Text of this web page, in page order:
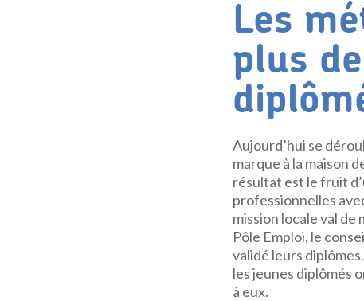
Les
plus
Aujourd’hui se
marque à la maison
résultat est le fruit
professionnelles
mission locale val
Pôle Emploi, le
validé leurs
les jeunes diplômés
à eux.